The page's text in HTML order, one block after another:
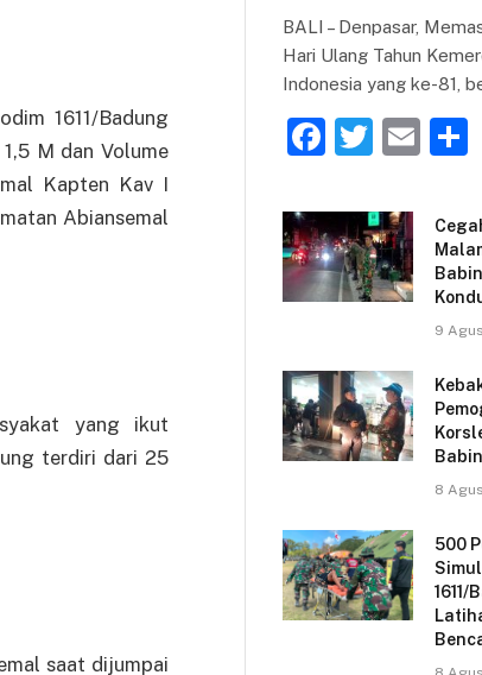
1611/Badung
M dan Volume
Kapten Kav I
Abiansemal
yang ikut
terdiri dari 25
saat dijumpai
BALI – Denpasar,
Hari Ulang Tahun
Indonesia yang ke-81,
F
c
e
b
o
k
T
itt
er
E
ai
9
8
500